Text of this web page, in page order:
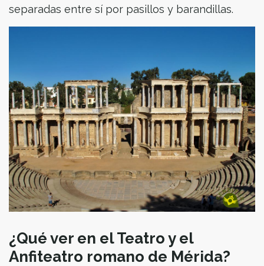
separadas entre sí por pasillos y barandillas.
¿Qué ver en el Teatro y el
Anfiteatro romano de Mérida?